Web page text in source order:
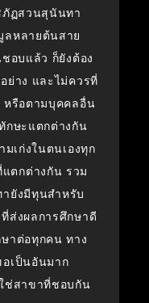
ภัฏสวนสุนันทา
ลหลายต้นสาย
อบแล้ว ก็ยังต้อง
ย่าง และไม่ควรที่
หรือตามบุคคลอื่น
กษะแตกต่างกัน
เก่งในตนเองทุก
ตกต่างกัน รวม
ยังมีทุนสำหรับ
ส่งผลการศึกษาดี
าต่อทุกคน ทาง
เป็นอันมาก
ช่สาขาที่ชอบกัน